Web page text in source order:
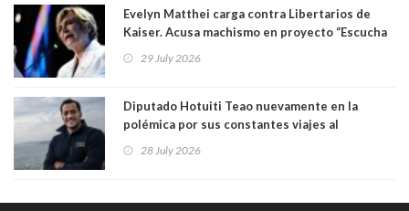
Evelyn Matthei carga contra Libertarios de
Kaiser. Acusa machismo en proyecto “Escucha
"¿Cómo puede haber alguien tan enfermo del
29 July 2026
Diputado Hotuiti Teao nuevamente en la
polémica por sus constantes viajes al
vacaciones para irse a Londres y Paris por 18
28 July 2026